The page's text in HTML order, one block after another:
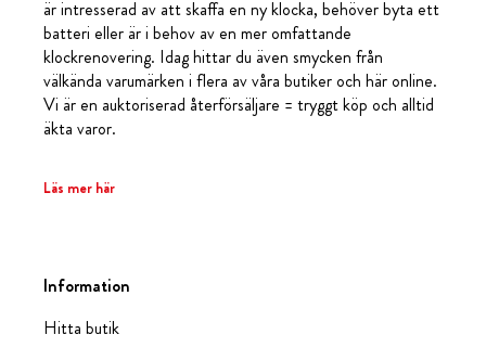
är intresserad av att skaffa en ny klocka, behöver byta ett
batteri eller är i behov av en mer omfattande
klockrenovering. Idag hittar du även smycken från
välkända varumärken i flera av våra butiker och här online.
Vi är en auktoriserad återförsäljare = tryggt köp och alltid
äkta varor.
Läs mer här
Information
Hitta butik